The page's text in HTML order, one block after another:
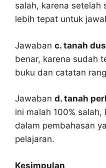
salah, karena setelah
lebih tepat untuk
Jawaban c. tanah
benar, karena sudah
buku dan catatan
Jawaban d. tanah
ini malah 100%
dalam pembahasan
pelajaran.
Kesimpulan